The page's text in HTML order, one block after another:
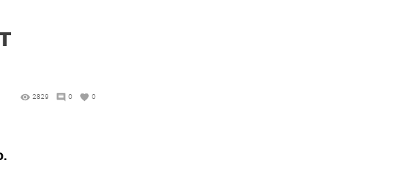
2829 0 0